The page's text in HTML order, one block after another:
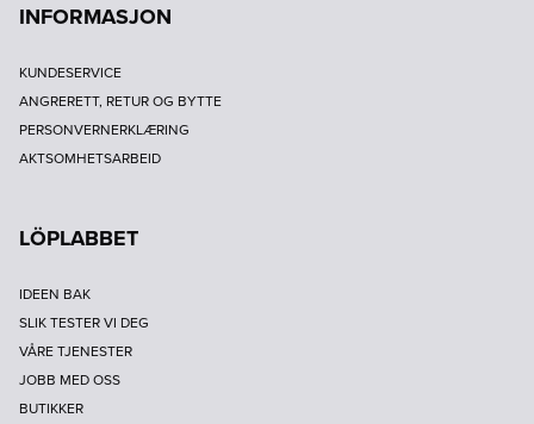
INFORMASJON
KUNDESERVICE
ANGRERETT, RETUR OG BYTTE
PERSONVERNERKLÆRING
AKTSOMHETSARBEID
LÖPLABBET
IDEEN BAK
SLIK TESTER VI DEG
VÅRE TJENESTER
JOBB MED OSS
BUTIKKER